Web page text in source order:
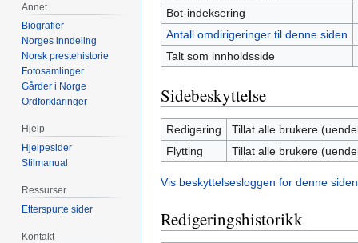
Bot-indeksering
Antall omdirigeringer til denne siden
Talt som innholdsside
Sidebeskyttelse
Redigering
Tillat alle brukere
Flytting
Tillat alle brukere
Vis beskyttelsesloggen for denne
Redigeringshistorikk
Annet
Biografier
Norges inndeling
Norsk prestehistorie
Fotosamlinger
Gårder i Norge
Ordforklaringer
Hjelp
Hjelpesider
Stilmanual
Ressurser
Etterspurte sider
Kontakt